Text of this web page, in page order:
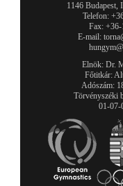
1146 Budapest,
Telefon:
Fax:
E-mail:
Elnök: Dr.
Főtitkár:
Adószám:
Törvényszéki
01-07-